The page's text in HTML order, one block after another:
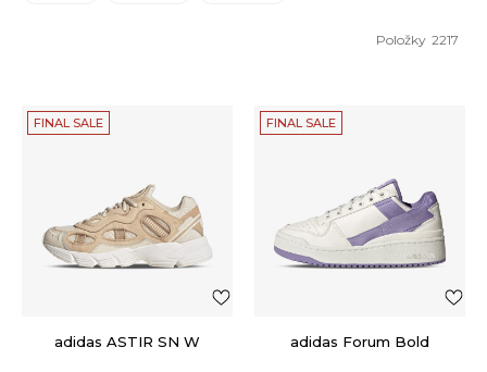
2217
Položky
FINAL SALE
adidas ASTIR SN W
FINAL SALE
adidas Forum Bold